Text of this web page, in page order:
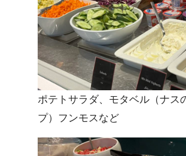
ポテトサラダ、モタベル（ナス
プ）フンモスなど